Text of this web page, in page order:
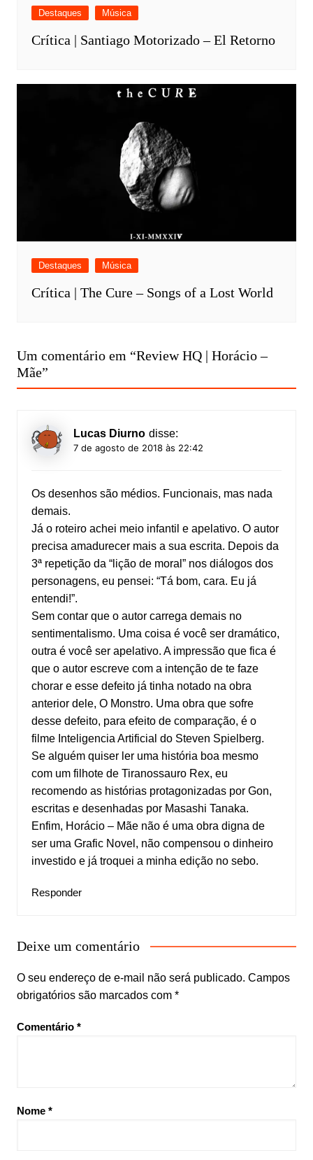
Destaques Música
Crítica | Santiago Motorizado – El Retorno
Destaques Música
Crítica | The Cure – Songs of a Lost World
Um comentário em “Review HQ | Horácio –
Mãe”
Lucas Diurno disse:
7 de agosto de 2018 às 22:42
Os desenhos são médios. Funcionais, mas nada
demais.
Já o roteiro achei meio infantil e apelativo. O autor
precisa amadurecer mais a sua escrita. Depois da
3ª repetição da “lição de moral” nos diálogos dos
personagens, eu pensei: “Tá bom, cara. Eu já
entendi!”.
Sem contar que o autor carrega demais no
sentimentalismo. Uma coisa é você ser dramático,
outra é você ser apelativo. A impressão que fica é
que o autor escreve com a intenção de te faze
chorar e esse defeito já tinha notado na obra
anterior dele, O Monstro. Uma obra que sofre
desse defeito, para efeito de comparação, é o
filme Inteligencia Artificial do Steven Spielberg.
Se alguém quiser ler uma história boa mesmo
com um filhote de Tiranossauro Rex, eu
recomendo as histórias protagonizadas por Gon,
escritas e desenhadas por Masashi Tanaka.
Enfim, Horácio – Mãe não é uma obra digna de
ser uma Grafic Novel, não compensou o dinheiro
investido e já troquei a minha edição no sebo.
Responder
Deixe um comentário
O seu endereço de e-mail não será publicado. Campos
obrigatórios são marcados com *
Comentário *
Nome *